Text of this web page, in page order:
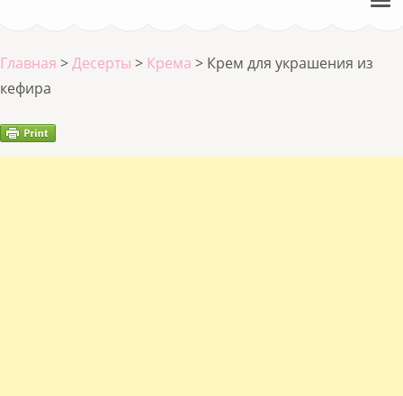
Главная >Десерты > Крема > Крем для украшения из
кефира